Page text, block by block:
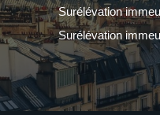
Surélévation
Surélévation